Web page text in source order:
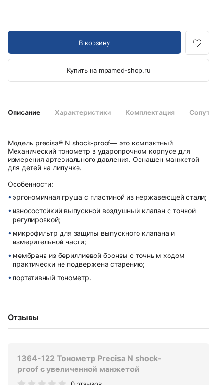
Описание Характеристики Комплектация
Модель precisa® N shock-proof— это компактный
Механический тонометр в ударопрочном корпусе для
измерения артериального давления. Оснащен манжетой
для детей на липучке.
Особенности:
эргономичная груша с пластиной из нержавеющей стали;
износостойкий выпускной воздушный клапан с точной
регулировкой;
микрофильтр для защиты выпускного клапана и
измерительной части;
мембрана из бериллиевой бронзы с точным ходом
практически не подвержена старению;
портативный тонометр.
Отзывы
1364-122 Тонометр Precisa N shock-
proof с увеличенной манжетой
В корзину
Купить на mpamed-shop.ru